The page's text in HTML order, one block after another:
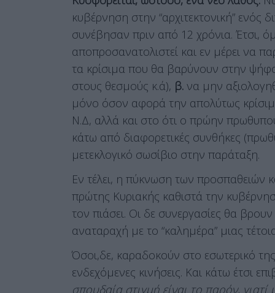
κυβέρνηση στην “αρχιτεκτονική” ενός
συνέβησαν πριν από 12 χρόνια. Έτσι,
αποπροσανατολιστεί και εν μέρει να
τα κρίσιμα που θα βαρύνουν στην
στους θεσμούς κ.ά), β. να μην
μόνο όσον αφορά την απολύτως
Ν.Δ, αλλά και στο ότι ο πρώην
κάτω από διαφορετικές συνθήκες
μετεκλογικό σωσίβιο στην παράταξη.
Εν τέλει, η πύκνωση των προσπαθειών
πρώτης Κυριακής καθιστά την
τον πιάσει. Οι δε συνεργασίες θα
αναταραχή με το “καλημέρα” μιας
Όσοι,δε, καραδοκούν στο εσωτερικό
ενδεχόμενες κινήσεις. Και κάτω έτσι
σπουδαία στιγμή είναι το παρόν,